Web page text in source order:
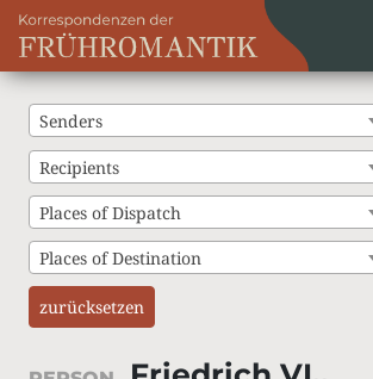
Senders
Recipients
Places of Dispatch
Places of Destination
zurücksetzen